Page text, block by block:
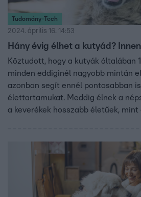
Tudomány-Tech
2024. április 16. 14:53
Hány évig élhet a kutyád?
Köztudott, hogy a kutyák általában
minden eddiginél nagyobb mintán
azonban segít ennél pontosabban
élettartamukat. Meddig élnek a
a keverékek hosszabb életűek,